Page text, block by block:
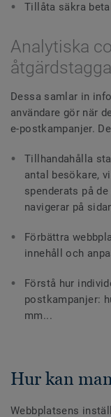
Tillåta säkra
Analytiska
Dessa samlar in
användare gör när
e-postkampanjer.
Tillhandahålla
antal besökare,
spenderats på
navigerar på
Förbättra
innehåll och
Förstå hur
postkampanjer:
mm...
Hur kan
Webbplatsens